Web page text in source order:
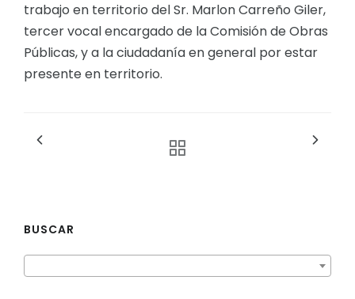
trabajo en territorio del Sr. Marlon Carreño Giler,
tercer vocal encargado de la Comisión de Obras
Públicas, y a la ciudadanía en general por estar
presente en territorio.
BUSCAR